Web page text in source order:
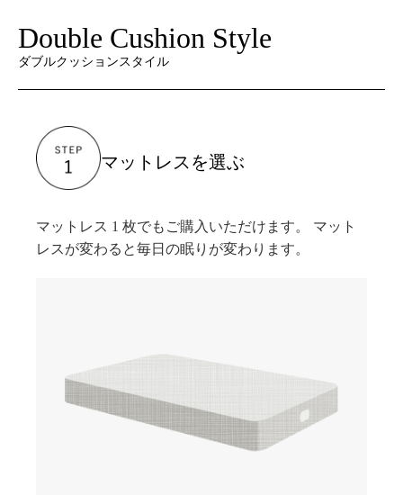
Double Cushion Style
ダブルクッションスタイル
マットレスを選ぶ
マットレス 1 枚でもご購入いただけます。 マット
レスが変わると毎日の眠りが変わります。